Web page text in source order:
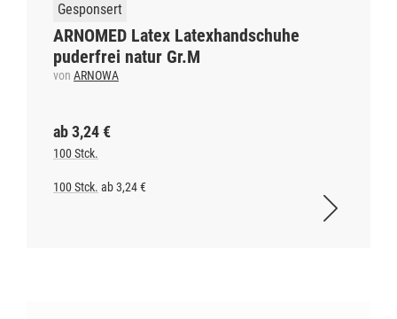
Gesponsert
ARNOMED Latex Latexhandschuhe
puderfrei natur Gr.M
von ARNOWA
ab 3,24 €
100 Stck.
100 Stck. ab 3,24 €